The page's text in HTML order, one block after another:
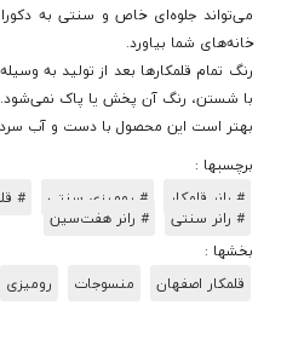
می‌تواند جلوه‌ای خاص و سنتی به
خانه‌های شما بیاورد.
رنگ تمام قلمکارها بعد از تولید به
با شستن، رنگ آن پخش یا پاک نمی‌شود.
بهتر است این محصول با دست و آب
برچسبها :
# رانر قلمکار
# رومیزی سنتی #
# رانر سنتی
# رانر هفت‌سین
بخشها :
قلمکار اصفهان
منسوجات رومیزی